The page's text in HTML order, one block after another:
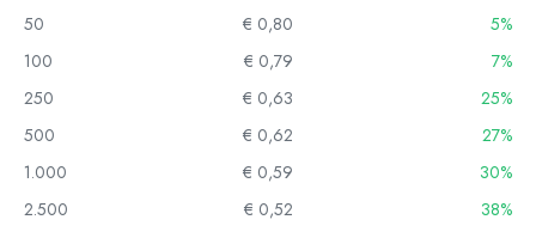
50
€ 0,80
5%
100
€ 0,79
7%
250
€ 0,63
25%
500
€ 0,62
27%
1.000
€ 0,59
30%
2.500
€ 0,52 38%